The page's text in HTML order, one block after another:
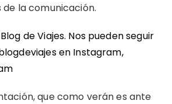
la comunicación.
de Viajes. Nos pueden seguir
en Instagram,
que como verán es ante